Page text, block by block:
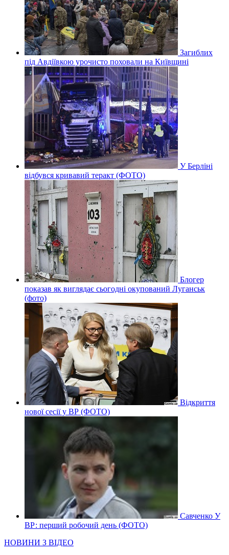
Загиблих
під Авдіївкою урочисто поховали на Київщині
У Берліні
відбувся кривавий теракт (ФОТО)
Блогер
показав як виглядає сьогодні окупований Луганськ
(фото)
Відкриття
нової сесії у ВР (ФОТО)
Савченко У
ВР: перший робочий день (ФОТО)
НОВИНИ З ВІДЕО